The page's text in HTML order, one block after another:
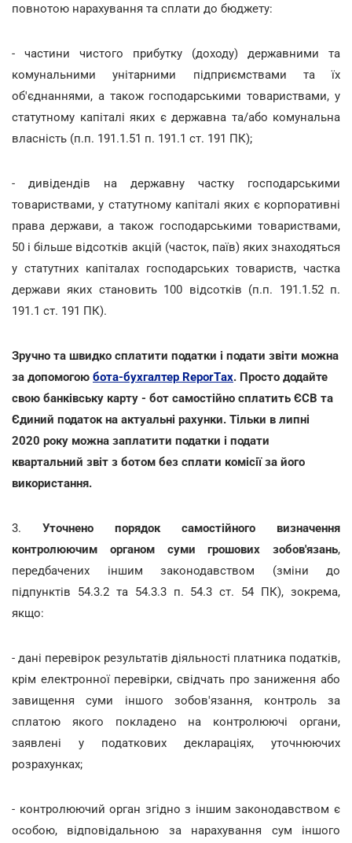
повнотою нарахування та сплати до бюджету:
- частини чистого прибутку (доходу) державними та
комунальними унітарними підприємствами та їх
об'єднаннями, а також господарськими товариствами, у
статутному капіталі яких є державна та/або комунальна
власність (п.п. 191.1.51 п. 191.1 ст. 191 ПК);
- дивідендів на державну частку господарськими
товариствами, у статутному капіталі яких є корпоративні
права держави, а також господарськими товариствами,
50 і більше відсотків акцій (часток, паїв) яких знаходяться
у статутних капіталах господарських товариств, частка
держави яких становить 100 відсотків (п.п. 191.1.52 п.
191.1 ст. 191 ПК).
Зручно та швидко сплатити податки і подати звіти можна
за допомогою бота-бухгалтер ReporTах. Просто додайте
свою банківську карту - бот самостійно сплатить ЄСВ та
Єдиний податок на актуальні рахунки. Тільки в липні
2020 року можна заплатити податки і подати
квартальний звіт з ботом без сплати комісії за його
використання.
3. Уточнено порядок самостійного визначення
контролюючим органом суми грошових зобов'язань,
передбачених іншим законодавством (зміни до
підпунктів 54.3.2 та 54.3.3 п. 54.3 ст. 54 ПК), зокрема,
якщо:
- дані перевірок результатів діяльності платника податків,
крім електронної перевірки, свідчать про заниження або
завищення суми іншого зобов'язання, контроль за
сплатою якого покладено на контролюючі органи,
заявлені у податкових деклараціях, уточнюючих
розрахунках;
- контролюючий орган згідно з іншим законодавством є
особою, відповідальною за нарахування сум іншого